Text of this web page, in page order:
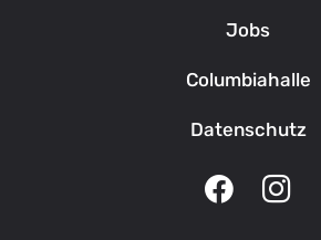
Jobs
Columbiahalle
Datenschutz